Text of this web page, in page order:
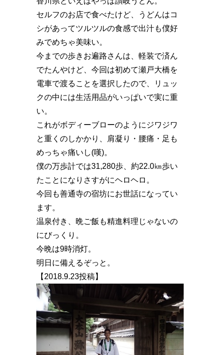
セルフのお店で食べたけど、うどんはコ
シがあってツルツルの食感で出汁も僕好
みでめちゃ美味い。
今までの歩きお遍路さんは、軽装で済ん
でたんやけど、今回は初めて瀬戸大橋を
電車で渡ることを選択したので、リュッ
クの中には生活用品がいっぱいで実に重
い。
これがボディーブローのようにジワジワ
と重くのしかかり、肩凝り・腰痛・足も
めっちゃ痛いし(嘆)。
僕の万歩計では31,280歩、約22.0㎞歩い
たことになりさすがにヘロヘロ。
今回も善通寺の宿坊にお世話になってい
ます。
温泉付き、晩ご飯も精進料理じゃないの
にびっくり。
今晩は9時消灯。
明日に備えるぞっと。
【2018.9.23投稿】